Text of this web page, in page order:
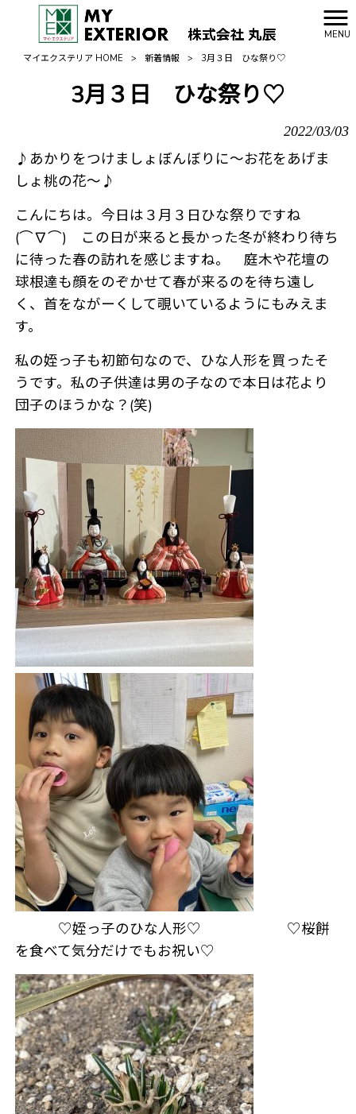
MENU
マイエクステリア HOME
> 新着情報 > 3月３日 ひな祭り♡
3月３日 ひな祭り♡
2022/03/03
♪あかりをつけましょぼんぼりに～お花をあげま
しょ桃の花～♪
こんにちは。今日は３月３日ひな祭りですね
(⌒∇⌒) この日が来ると長かった冬が終わり待ち
に待った春の訪れを感じますね。 庭木や花壇の
球根達も顔をのぞかせて春が来るのを待ち遠し
く、首をながーくして覗いているようにもみえま
す。
私の姪っ子も初節句なので、ひな人形を買ったそ
うです。私の子供達は男の子なので本日は花より
団子のほうかな？(笑)
♡姪っ子のひな人形♡ ♡桜餅
を食べて気分だけでもお祝い♡